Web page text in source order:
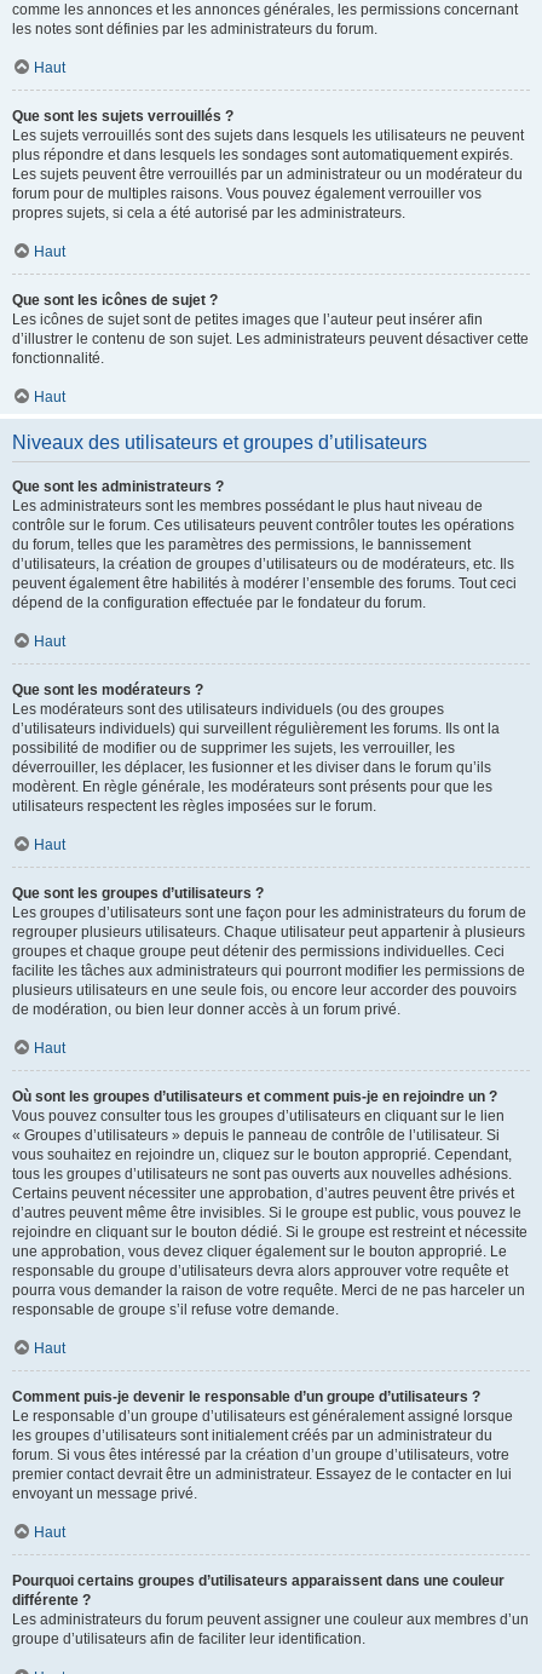
comme les annonces et les annonces générales, les permissions concernant
les notes sont définies par les administrateurs du forum.
Haut
Que sont les sujets verrouillés ?
Les sujets verrouillés sont des sujets dans lesquels les utilisateurs ne peuvent
plus répondre et dans lesquels les sondages sont automatiquement expirés.
Les sujets peuvent être verrouillés par un administrateur ou un modérateur du
forum pour de multiples raisons. Vous pouvez également verrouiller vos
propres sujets, si cela a été autorisé par les administrateurs.
Haut
Que sont les icônes de sujet ?
Les icônes de sujet sont de petites images que l’auteur peut insérer afin
d’illustrer le contenu de son sujet. Les administrateurs peuvent désactiver cette
fonctionnalité.
Haut
Niveaux des utilisateurs et groupes d’utilisateurs
Que sont les administrateurs ?
Les administrateurs sont les membres possédant le plus haut niveau de
contrôle sur le forum. Ces utilisateurs peuvent contrôler toutes les opérations
du forum, telles que les paramètres des permissions, le bannissement
d’utilisateurs, la création de groupes d’utilisateurs ou de modérateurs, etc. Ils
peuvent également être habilités à modérer l’ensemble des forums. Tout ceci
dépend de la configuration effectuée par le fondateur du forum.
Haut
Que sont les modérateurs ?
Les modérateurs sont des utilisateurs individuels (ou des groupes
d’utilisateurs individuels) qui surveillent régulièrement les forums. Ils ont la
possibilité de modifier ou de supprimer les sujets, les verrouiller, les
déverrouiller, les déplacer, les fusionner et les diviser dans le forum qu’ils
modèrent. En règle générale, les modérateurs sont présents pour que les
utilisateurs respectent les règles imposées sur le forum.
Haut
Que sont les groupes d’utilisateurs ?
Les groupes d’utilisateurs sont une façon pour les administrateurs du forum de
regrouper plusieurs utilisateurs. Chaque utilisateur peut appartenir à plusieurs
groupes et chaque groupe peut détenir des permissions individuelles. Ceci
facilite les tâches aux administrateurs qui pourront modifier les permissions de
plusieurs utilisateurs en une seule fois, ou encore leur accorder des pouvoirs
de modération, ou bien leur donner accès à un forum privé.
Haut
Où sont les groupes d’utilisateurs et comment puis-je en rejoindre un ?
Vous pouvez consulter tous les groupes d’utilisateurs en cliquant sur le lien
« Groupes d’utilisateurs » depuis le panneau de contrôle de l’utilisateur. Si
vous souhaitez en rejoindre un, cliquez sur le bouton approprié. Cependant,
tous les groupes d’utilisateurs ne sont pas ouverts aux nouvelles adhésions.
Certains peuvent nécessiter une approbation, d’autres peuvent être privés et
d’autres peuvent même être invisibles. Si le groupe est public, vous pouvez le
rejoindre en cliquant sur le bouton dédié. Si le groupe est restreint et nécessite
une approbation, vous devez cliquer également sur le bouton approprié. Le
responsable du groupe d’utilisateurs devra alors approuver votre requête et
pourra vous demander la raison de votre requête. Merci de ne pas harceler un
responsable de groupe s’il refuse votre demande.
Haut
Comment puis-je devenir le responsable d’un groupe d’utilisateurs ?
Le responsable d’un groupe d’utilisateurs est généralement assigné lorsque
les groupes d’utilisateurs sont initialement créés par un administrateur du
forum. Si vous êtes intéressé par la création d’un groupe d’utilisateurs, votre
premier contact devrait être un administrateur. Essayez de le contacter en lui
envoyant un message privé.
Haut
Pourquoi certains groupes d’utilisateurs apparaissent dans une couleur
différente ?
Les administrateurs du forum peuvent assigner une couleur aux membres d’un
groupe d’utilisateurs afin de faciliter leur identification.